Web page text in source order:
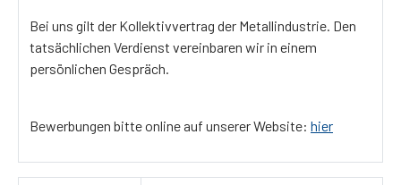
Bei uns gilt der Kollektivvertrag der Metallindustrie. Den
tatsächlichen Verdienst vereinbaren wir in einem
persönlichen Gespräch.
Bewerbungen bitte online auf unserer Website: hier